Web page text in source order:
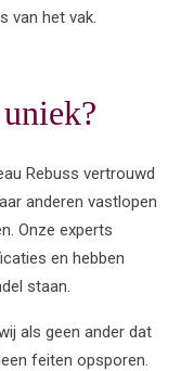
van het vak.
Rebuss vertrouwd
anderen vastlopen
Onze experts
en hebben
staan.
als geen ander dat
feiten opsporen.